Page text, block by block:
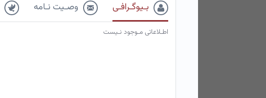
بـیوگـرافـی وصـیت نـامه
اطـلاعاتی مـوجود نـیست